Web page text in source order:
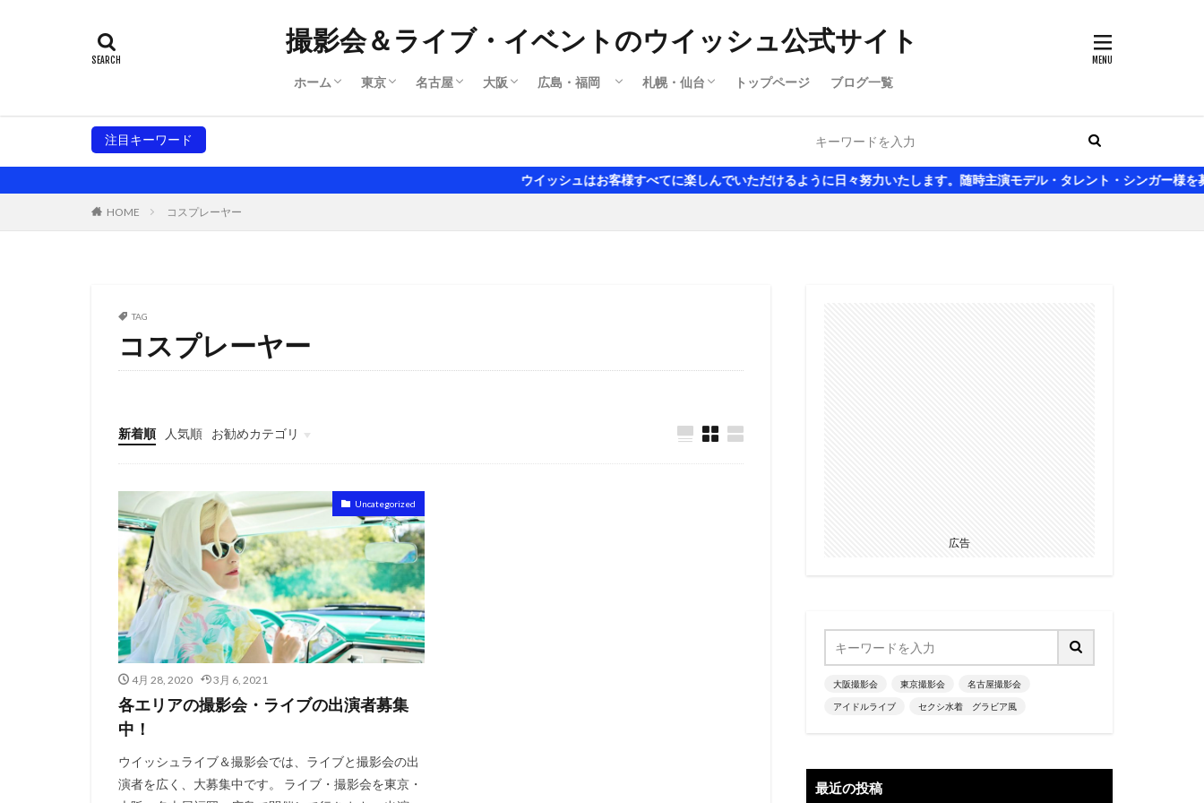
撮影会＆ライブ・イベントのウイッシュ公式サイト
ホーム
サイトマップ
規約
システム
東京
東京撮影会
東京ライブ
名古屋
名古屋ライブ
名古屋撮影会
大阪
大阪ライブ
大阪撮影会
広島・福岡
岡山
広島ライブ
広島撮影会
福岡ライブ
福岡撮影会
札幌・仙台
札幌ライブ
札幌撮影会
トップページ ブログ一覧
注目キーワード
ウイッシュはお客様すべてに楽しんでいただけるように日々努力いたします。随時主演モデル・タレント・シンガー様を募集いたしており
HOME コスプレーヤー
TAG
コスプレーヤー
新着順 人気順
お勧めカテゴリ
東京
大阪
名古屋
広島・福岡
札幌・仙台
Uncategorized
4月 28, 2020 3月 6, 2021
各エリアの撮影会・ライブの出演者募集
中！
ウイッシュライブ＆撮影会では、ライブと撮影会の出
演者を広く、大募集中です。 ライブ・撮影会を東京・
広告
大阪撮影会 東京撮影会 名古屋撮影会
アイドルライブ セクシ水着 グラビア風
最近の投稿